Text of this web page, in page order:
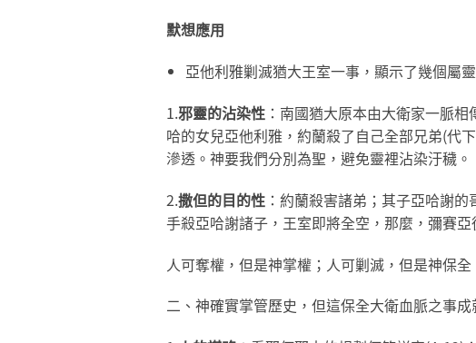
默想應用
亞他利雅剿滅猶大王室一事，顯示了幾個屬靈
1.邪靈的沾染性：南國猶大原本由大衛家一脈
哈的女兒亞他利雅，約蘭殺了自己全部兄弟(代
滲透。神要我們分別為聖，避免靈裡沾染汙穢。
2.撒但的目的性：約蘭殺害諸弟；其子亞哈謝的
手殺亞哈謝諸子，王室即將全空，那麼，彌賽
人可奪權，但是神掌權；人可剿滅，但是神保
二、神確實掌管歷史，但這保全大衛血脈之事成